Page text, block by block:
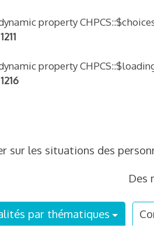
property
1211
property
1216
sur les situations des
Des
par thématiques